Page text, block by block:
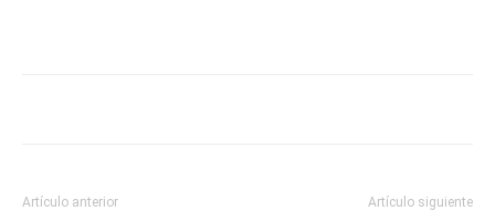
Artículo anterior Artículo siguiente